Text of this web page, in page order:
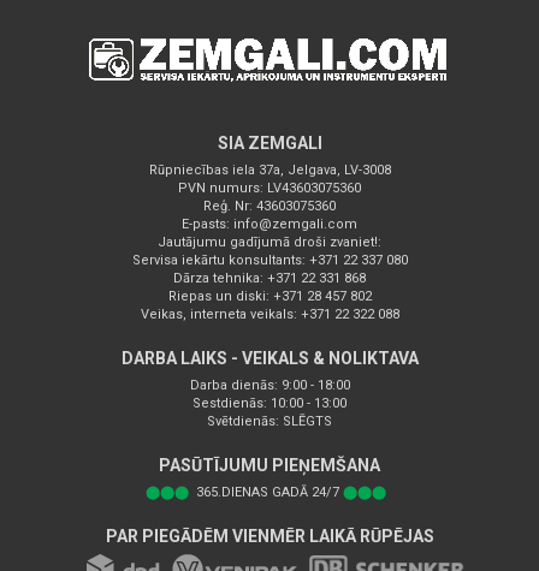
SIA ZEMGALI
Rūpniecības iela 37a, Jelgava, LV-3008
PVN numurs: LV43603075360
Reģ. Nr: 43603075360
E-pasts: info@zemgali.com
Jautājumu gadījumā droši zvaniet!:
Servisa iekārtu konsultants: +371 22 337 080
Dārza tehnika: +371 22 331 868
Riepas un diski: +371 28 457 802
Veikas, interneta veikals: +371 22 322 088
DARBA LAIKS - VEIKALS & NOLIKTAVA
Darba dienās: 9:00 - 18:00
Sestdienās: 10:00 - 13:00
Svētdienās: SLĒGTS
PASŪTĪJUMU PIEŅEMŠANA
⬤⬤⬤ 365.DIENAS GADĀ 24/7 ⬤⬤⬤
PAR PIEGĀDĒM VIENMĒR LAIKĀ RŪPĒJAS